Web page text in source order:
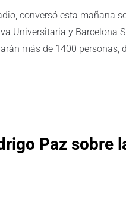
conversó esta mañana
Universitaria y Barcelona
más de 1400 personas,
Paz sobre